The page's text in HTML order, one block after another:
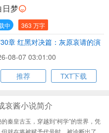
日梦
中 363 万字
章 红黑对决篇：灰原哀请的演
08-07 03:01:00
推荐 TXT下载
哀酱小说简介
秦皇古玉，穿越到“柯学”的世界，凭
就在将被赋予代号时，被诊断出了